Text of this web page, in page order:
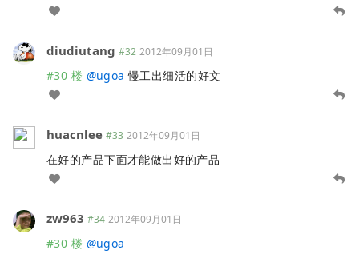
diudiutang #32 2012年09月01日
#30 楼 @ugoa 慢工出细活的好文
huacnlee #33 2012年09月01日
在好的产品下面才能做出好的产品
zw963 #34 2012年09月01日
#30 楼 @ugoa